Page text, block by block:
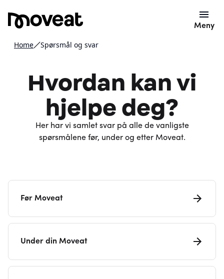
Meny
Home Spørsmål og svar
Hvordan kan vi
hjelpe deg?
Her har vi samlet svar på alle de vanligste
spørsmålene før, under og etter Moveat.
Før Moveat
Under din Moveat